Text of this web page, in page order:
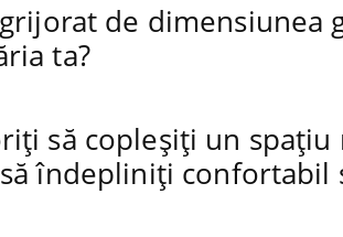
de dimensiunea
ta?
să copleșiți un spațiu
îndepliniți confortabil